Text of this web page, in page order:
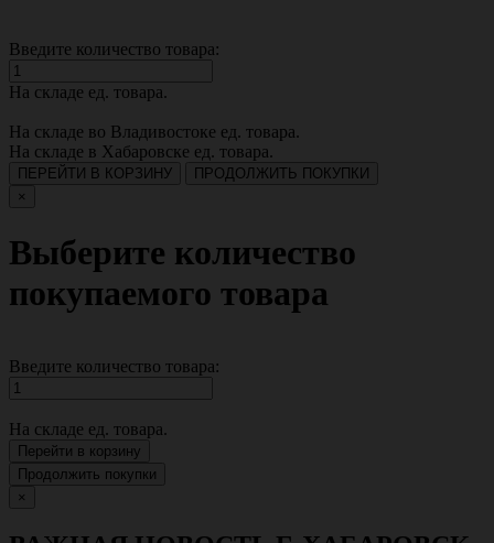
Введите количество товара:
На складе ед. товара.
На складе во Владивостоке ед. товара.
На складе в Хабаровске ед. товара.
ПЕРЕЙТИ В КОРЗИНУ
ПРОДОЛЖИТЬ ПОКУПКИ
×
Выберите количество
покупаемого товара
Введите количество товара:
На складе ед. товара.
Перейти в корзину
Продолжить покупки
×